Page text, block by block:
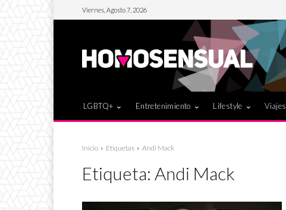
Viernes, Agosto 7, 2026
LGBTQ+ Entretenimiento Lifestyle Viajes
Inicio Etiquetas Andi Mack
Etiqueta: Andi Mack